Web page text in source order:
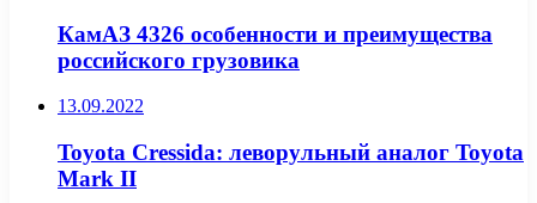
КамАЗ 4326 особенности и преимущества
российского грузовика
13.09.2022
Toyota Cressida: леворульный аналог Toyota
Mark II